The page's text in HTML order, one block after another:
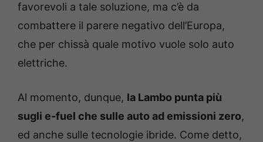
favorevoli a tale soluzione, ma c’è da
combattere il parere negativo dell’Europa,
che per chissà quale motivo vuole solo auto
elettriche.
Al momento, dunque, la Lambo punta più
sugli e-fuel che sulle auto ad emissioni zero,
ed anche sulle tecnologie ibride. Come detto,